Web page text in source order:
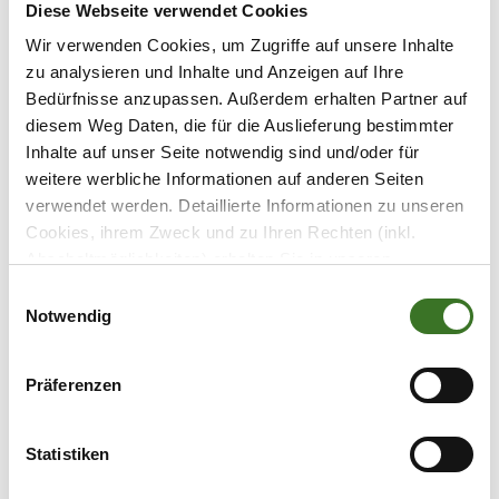
Diese Webseite verwendet Cookies
Wir verwenden Cookies, um Zugriffe auf unsere Inhalte
zu analysieren und Inhalte und Anzeigen auf Ihre
Bedürfnisse anzupassen. Außerdem erhalten Partner auf
diesem Weg Daten, die für die Auslieferung bestimmter
Inhalte auf unser Seite notwendig sind und/oder für
weitere werbliche Informationen auf anderen Seiten
verwendet werden. Detaillierte Informationen zu unseren
Cookies, ihrem Zweck und zu Ihren Rechten (inkl.
Mithilfe des Browser-Add-ons zur Deaktivierung von
Google Analytics-JavaScript (ga.js, analytics.js, dc.js)
können Website-Besucher verhindern, dass Google
Analytics deaktivieren möchten, laden Sie das Add-on
für Ihren Webbrowser herunter und installieren Sie
Notwendig
Präferenzen
Statistiken
Das Kehlsteinhaus liegt, einem Adlernest
gleich, knapp unterhalb des
Kehlsteingipfels in 1834 m Höheauf
einem Bergsporn in den
Berchtesgadener Alpen. Das heute als
Gaststätte genutzte Gebäude bietet
eineneinzigartigen Ausblicküber die
Berchtesgadener Bergwelt und die
Gegend um Salzburg. Gleichzeitig ist es
auch eine mahnende Erinnerung an die
Ob klein oder groß, in der Watzmann